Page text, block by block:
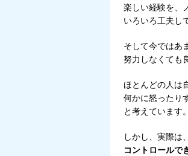
楽しい経験を、
いろいろ工夫し
そして今ではあ
努力しなくても
ほとんどの人は
何かに怒ったり
と考えています。
しかし、実際は
コントロールで